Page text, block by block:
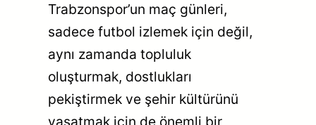
Trabzonspor’un maç günleri,
sadece futbol izlemek için değil,
aynı zamanda topluluk
oluşturmak, dostlukları
pekiştirmek ve şehir kültürünü